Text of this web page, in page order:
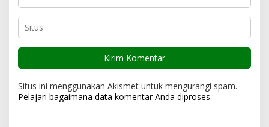
Situs ini menggunakan Akismet untuk mengurangi spam.
Pelajari bagaimana data komentar Anda diproses